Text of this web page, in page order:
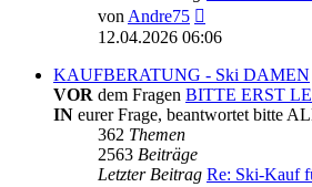
vonAndre75
Beitrag
12.04.2026 06:06
KAUFBERATUNG - Ski DAMEN
VOR dem Fragen BITTE ERST
IN eurer Frage, beantwortet bitte
362 Themen
2563 Beiträge
Letzter Beitrag Re: Ski-Kauf